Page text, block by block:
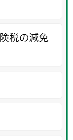
税の減免